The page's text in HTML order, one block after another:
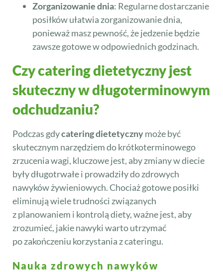
Zorganizowanie dnia: Regularne dostarczanie
posiłków ułatwia zorganizowanie dnia,
ponieważ masz pewność, że jedzenie będzie
zawsze gotowe w odpowiednich godzinach.
Czy catering dietetyczny jest
skuteczny w długoterminowym
odchudzaniu?
Podczas gdycatering dietetycznymoże być
skutecznym narzędziem do krótkoterminowego
zrzucenia wagi, kluczowe jest, aby zmiany w diecie
były długotrwałe i prowadziły do zdrowych
nawyków żywieniowych. Chociaż gotowe posiłki
eliminują wiele trudności związanych
z planowaniem i kontrolą diety, ważne jest, aby
zrozumieć, jakie nawyki warto utrzymać
po zakończeniu korzystania z cateringu.
Nauka zdrowych nawyków